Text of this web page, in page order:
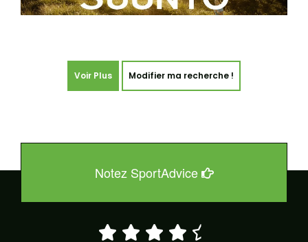
Voir Plus Modifier ma recherche !
Notez SportAdvice